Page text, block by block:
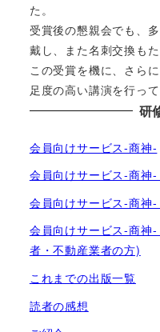
た。
受賞後の懇親会でも、
戴し、また名刺交換も
この受賞を機に、さら
足度の高い講演を行っ
研
会員向けサービス-商神-
会員向けサービス-商神
会員向けサービス-商神
会員向けサービス-商神
者・不動産業者の方)
これまでの出版一覧
読者の感想